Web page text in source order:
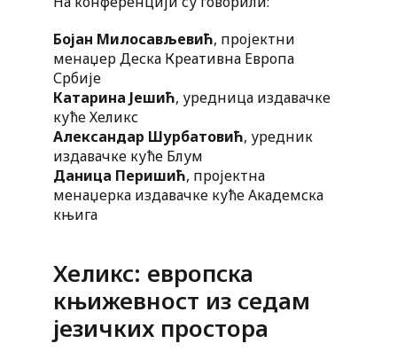
Бојан Милосављевић, пројектни
менаџер Деска Креативна Европа
Србије
Катарина Јешић, уредница издавачке
куће Хеликс
Александар Шурбатовић, уредник
издавачке куће Блум
Даница Перишић, пројектна
менаџерка издавачке куће Академска
књига
Хеликс: европска
књижевност из седам
језичких простора